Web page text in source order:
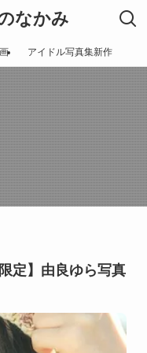
なかみ
アイドル写真集新作
定】由良ゆら写真